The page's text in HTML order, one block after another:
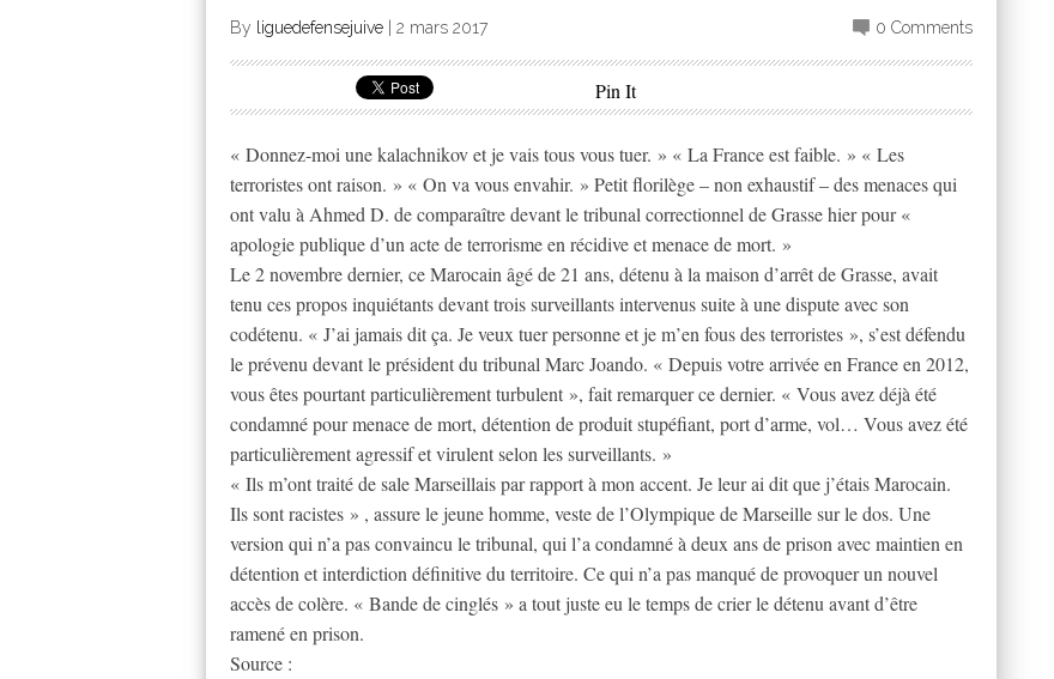
By liguedefensejuive 2 mars 2017 0 Comments
Pin It
« Donnez-moi une kalachnikov et je vais tous vous tuer. » « La France est faible. » « Les
terroristes ont raison. » « On va vous envahir. » Petit florilège – non exhaustif – des menaces qui
ont valu à Ahmed D. de comparaître devant le tribunal correctionnel de Grasse hier pour «
apologie publique d’un acte de terrorisme en récidive et menace de mort. »
Le 2 novembre dernier, ce Marocain âgé de 21 ans, détenu à la maison d’arrêt de Grasse, avait
tenu ces propos inquiétants devant trois surveillants intervenus suite à une dispute avec son
codétenu. « J’ai jamais dit ça. Je veux tuer personne et je m’en fous des terroristes », s’est défendu
le prévenu devant le président du tribunal Marc Joando. « Depuis votre arrivée en France en 2012,
vous êtes pourtant particulièrement turbulent », fait remarquer ce dernier. « Vous avez déjà été
condamné pour menace de mort, détention de produit stupéfiant, port d’arme, vol… Vous avez été
particulièrement agressif et virulent selon les surveillants. »
« Ils m’ont traité de sale Marseillais par rapport à mon accent. Je leur ai dit que j’étais Marocain.
Ils sont racistes » , assure le jeune homme, veste de l’Olympique de Marseille sur le dos. Une
version qui n’a pas convaincu le tribunal, qui l’a condamné à deux ans de prison avec maintien en
détention et interdiction définitive du territoire. Ce qui n’a pas manqué de provoquer un nouvel
accès de colère. « Bande de cinglés » a tout juste eu le temps de crier le détenu avant d’être
ramené en prison.
Source :